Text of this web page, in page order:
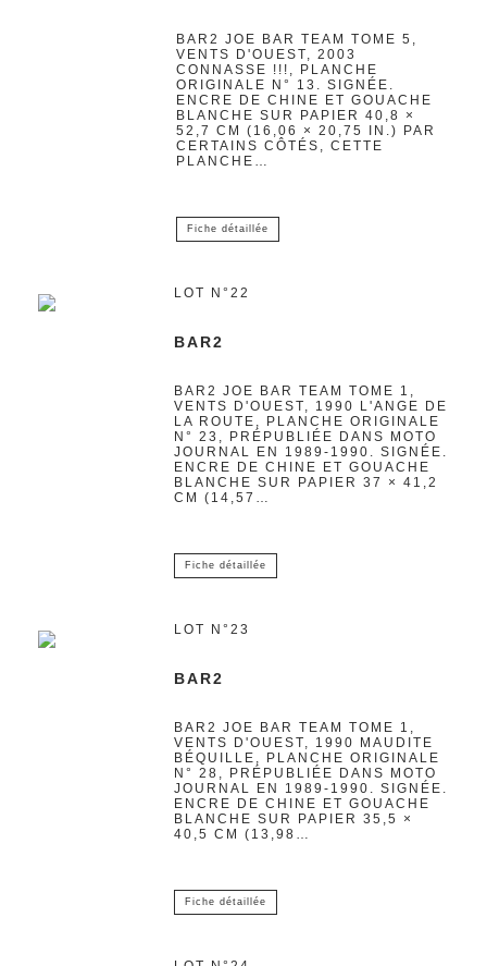
BAR2 JOE BAR TEAM TOME 5,
VENTS D'OUEST, 2003
CONNASSE !!!, PLANCHE
ORIGINALE N° 13. SIGNÉE.
ENCRE DE CHINE ET GOUACHE
BLANCHE SUR PAPIER 40,8 ×
52,7 CM (16,06 × 20,75 IN.) PAR
CERTAINS CÔTÉS, CETTE
PLANCHE…
Fiche détaillée
LOT N°22
BAR2
BAR2 JOE BAR TEAM TOME 1,
VENTS D'OUEST, 1990 L'ANGE DE
LA ROUTE, PLANCHE ORIGINALE
N° 23, PRÉPUBLIÉE DANS MOTO
JOURNAL EN 1989-1990. SIGNÉE.
ENCRE DE CHINE ET GOUACHE
BLANCHE SUR PAPIER 37 × 41,2
CM (14,57…
Fiche détaillée
LOT N°23
BAR2
BAR2 JOE BAR TEAM TOME 1,
VENTS D'OUEST, 1990 MAUDITE
BÉQUILLE, PLANCHE ORIGINALE
N° 28, PRÉPUBLIÉE DANS MOTO
JOURNAL EN 1989-1990. SIGNÉE.
ENCRE DE CHINE ET GOUACHE
BLANCHE SUR PAPIER 35,5 ×
40,5 CM (13,98…
Fiche détaillée